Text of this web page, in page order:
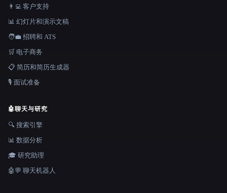
👨‍💻 客户支持
📊 幻灯片和演示文稿
🧑‍💼 招聘和 ATS
🛒 电子商务
📋 简历和简历生成器
🎙️ 面试准备
🤖聊天与研究
🔍 搜索引擎
📊 数据分析
🎓 研究助理
🤖💬 聊天机器人